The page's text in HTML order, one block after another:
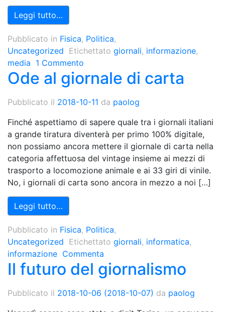
Leggi tutto…
Pubblicato in Fisica, Politica,
Uncategorized Etichettato giornali, informazione,
media 1 Commento
Ode al giornale di carta
Pubblicato il 2018-10-11 da paolog
Finché aspettiamo di sapere quale tra i giornali italiani
a grande tiratura diventerà per primo 100% digitale,
non possiamo ancora mettere il giornale di carta nella
categoria affettuosa del vintage insieme ai mezzi di
trasporto a locomozione animale e ai 33 giri di vinile.
No, i giornali di carta sono ancora in mezzo a noi […]
Leggi tutto…
Pubblicato in Fisica, Politica,
Uncategorized Etichettato giornali, informatica,
informazione Commenta
Il futuro del giornalismo
Pubblicato il 2018-10-06 (2018-10-07) da paolog